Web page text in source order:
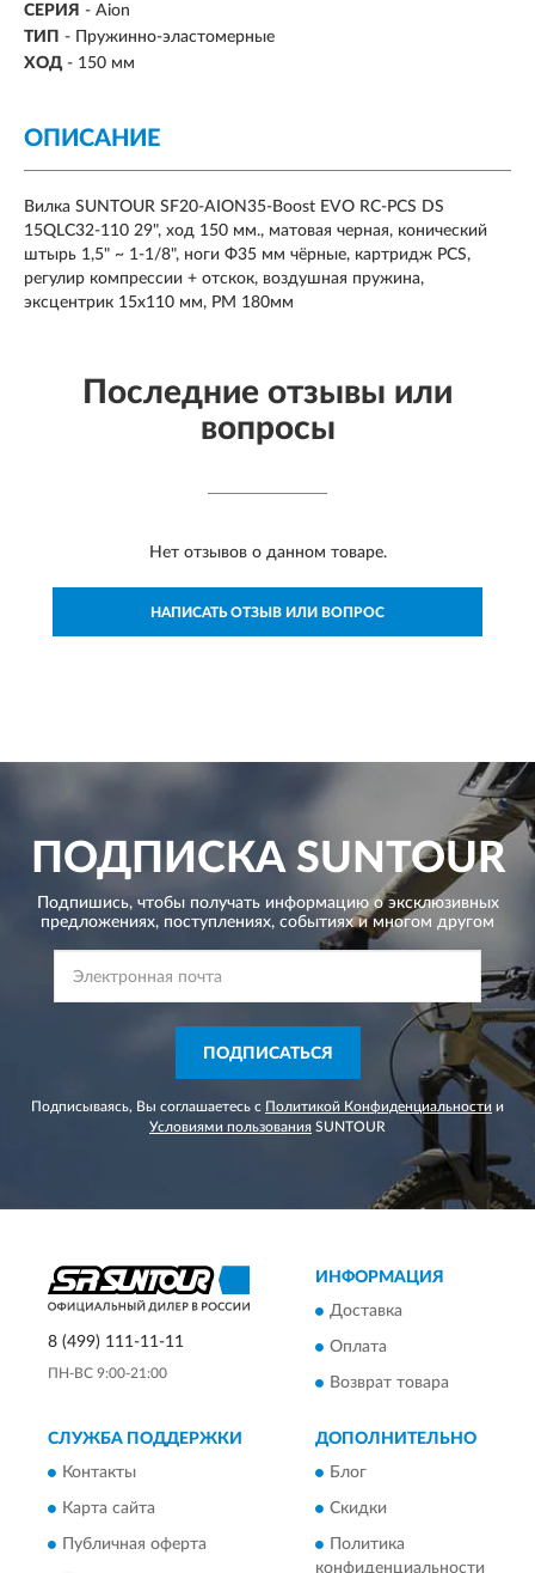
СЕРИЯ - Aion
ТИП - Пружинно-эластомерные
ХОД - 150 мм
ОПИСАНИЕ
Вилка SUNTOUR SF20-AION35-Boost EVO RC-PCS DS
15QLC32-110 29", ход 150 мм., матовая черная, конический
штырь 1,5" ~ 1-1/8", ноги Ф35 мм чёрные, картридж PCS,
регулир компрессии + отскок, воздушная пружина,
эксцентрик 15х110 мм, PM 180мм
Последние отзывы или
вопросы
Нет отзывов о данном товаре.
НАПИСАТЬ ОТЗЫВ ИЛИ ВОПРОС
ПОДПИСКАSUNTOUR
Подпишись, чтобы получать информацию о эксклюзивных
предложениях, поступлениях, событиях и многом другом
ПОДПИСАТЬСЯ
Подписываясь, Вы соглашаетесь с Политикой Конфиденциальности и
Условиями пользования SUNTOUR
8 (499) 111-11-11
ПН-ВС 9:00-21:00
ИНФОРМАЦИЯ
Доставка
Оплата
Возврат товара
СЛУЖБА ПОДДЕРЖКИ
Контакты
Карта сайта
Публичная оферта
ДОПОЛНИТЕЛЬНО
Блог
Скидки
Политика
конфиденциальности